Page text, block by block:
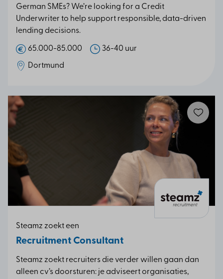
German SMEs? We’re looking for a Credit
Underwriter to help support responsible, data-driven
lending decisions.
65.000-85.000 36-40 uur
Dortmund
Steamz zoekt een
Recruitment Consultant
Steamz zoekt recruiters die verder willen gaan dan
alleen cv’s doorsturen: je adviseert organisaties,